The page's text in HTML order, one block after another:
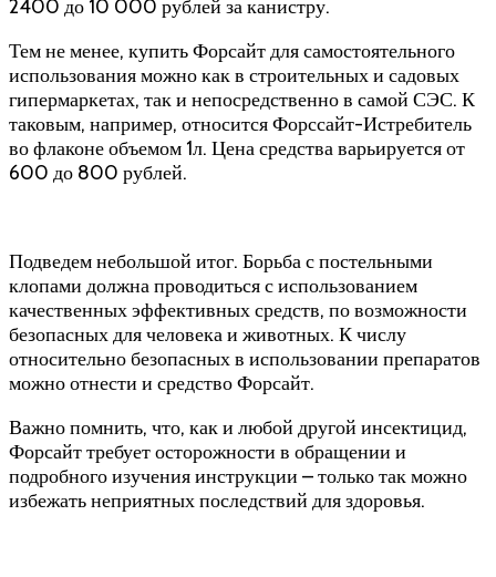
2400 до 10 000 рублей за канистру.
Тем не менее, купить Форсайт для самостоятельного
использования можно как в строительных и садовых
гипермаркетах, так и непосредственно в самой СЭС. К
таковым, например, относится Форссайт-Истребитель
во флаконе объемом 1л. Цена средства варьируется от
600 до 800 рублей.
Подведем небольшой итог. Борьба с постельными
клопами должна проводиться с использованием
качественных эффективных средств, по возможности
безопасных для человека и животных. К числу
относительно безопасных в использовании препаратов
можно отнести и средство Форсайт.
Важно помнить, что, как и любой другой инсектицид,
Форсайт требует осторожности в обращении и
подробного изучения инструкции – только так можно
избежать неприятных последствий для здоровья.